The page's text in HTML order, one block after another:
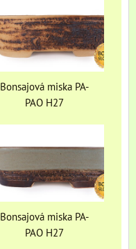
Bonsajová miska PA-
PAO H27
Bonsajová miska PA-
PAO H27